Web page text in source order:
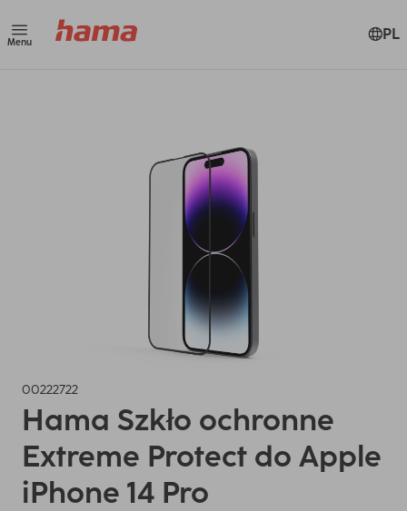
Menu PL
00222722
Hama Szkło ochronne
Extreme Protect do Apple
iPhone 14 Pro